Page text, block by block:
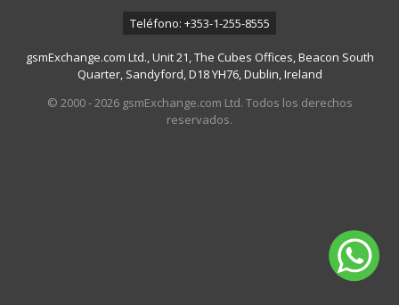
Teléfono: +353-1-255-8555
gsmExchange.com Ltd., Unit 21, The Cubes Offices, Beacon South
Quarter, Sandyford, D18 YH76, Dublin, Ireland
© 2000 - 2026 gsmExchange.com Ltd. Todos los derechos
reservados.